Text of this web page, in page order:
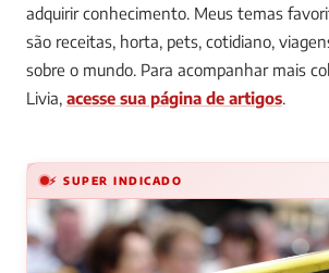
adquirir conhecimento. Meus temas
são receitas, horta, pets, cotidiano,
sobre o mundo. Para acompanhar mais
Livia, acesse sua página de artigos.
⚡ SUPER INDICADO